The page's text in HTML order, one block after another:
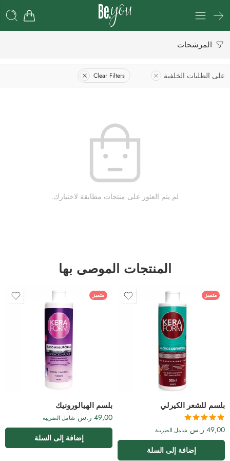
المرشحات
على الطلبات الخلفية Clear Filters
لم يتم العثور على منتجات مطابقة لاختيارك.
المنتجات الموصى بها
متميز
بلسم للشعر الكيرلي
تم التقييم
5.00 من 5 49,00 ر.س شامل الضريبة
إضافة إلى السلة
متميز
بلسم الهيالورونيك
49,00 ر.س شامل الضريبة
إضافة إلى السلة